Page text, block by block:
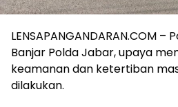
LENSAPANGANDARAN.COM –
Banjar Polda Jabar, upaya
keamanan dan ketertiban
dilakukan.